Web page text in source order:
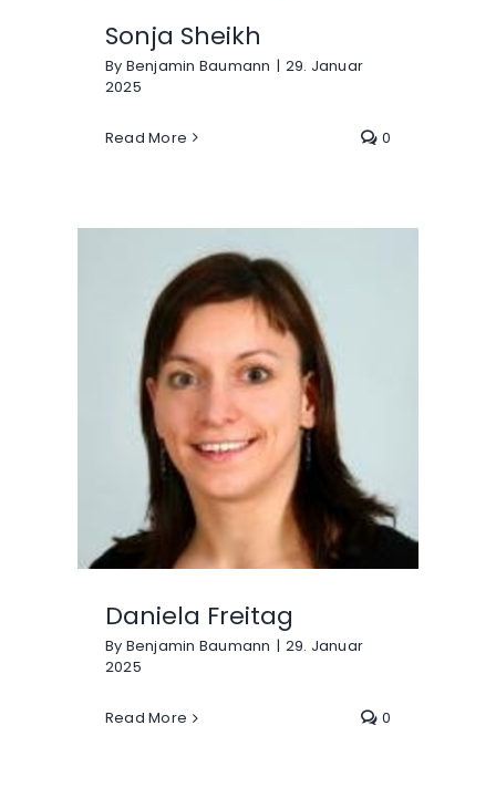
Sonja Sheikh
By Benjamin Baumann | 29. Januar
2025
Read More 0
Daniela Freitag
By Benjamin Baumann | 29. Januar
2025
Read More 0